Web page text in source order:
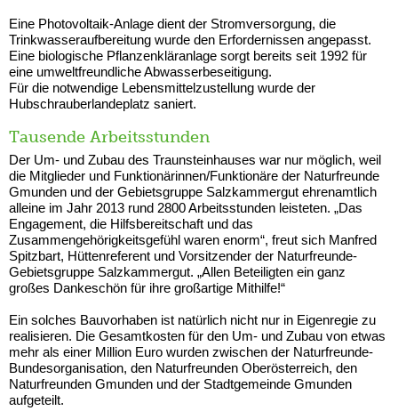
Eine Photovoltaik-Anlage dient der Stromversorgung, die
Trinkwasseraufbereitung wurde den Erfordernissen angepasst.
Eine biologische Pflanzenkläranlage sorgt bereits seit 1992 für
eine umweltfreundliche Abwasserbeseitigung.
Für die notwendige Lebensmittelzustellung wurde der
Hubschrauberlandeplatz saniert.
Tausende Arbeitsstunden
Der Um- und Zubau des Traunsteinhauses war nur möglich, weil
die Mitglieder und Funktionärinnen/Funktionäre der Naturfreunde
Gmunden und der Gebietsgruppe Salzkammergut ehrenamtlich
alleine im Jahr 2013 rund 2800 Arbeitsstunden leisteten. „Das
Engagement, die Hilfsbereitschaft und das
Zusammengehörigkeitsgefühl waren enorm“, freut sich Manfred
Spitzbart, Hüttenreferent und Vorsitzender der Naturfreunde-
Gebietsgruppe Salzkammergut. „Allen Beteiligten ein ganz
großes Dankeschön für ihre großartige Mithilfe!“
Ein solches Bauvorhaben ist natürlich nicht nur in Eigenregie zu
realisieren. Die Gesamtkosten für den Um- und Zubau von etwas
mehr als einer Million Euro wurden zwischen der Naturfreunde-
Bundesorganisation, den Naturfreunden Oberösterreich, den
Naturfreunden Gmunden und der Stadtgemeinde Gmunden
aufgeteilt.